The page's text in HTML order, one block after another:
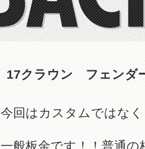
17クラウン フェンダ
今回はカスタムではなく
一般板金です！！普通の